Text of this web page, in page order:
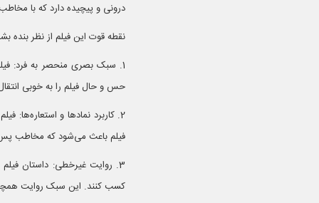
درونی و پیچیده دارد که با
نقطه قوت این فیلم از نظر بنده
1. سبک بصری منحصر به فرد:
حس و حال فیلم را به خوبی
2. کاربرد نمادها و استعاره‌ها:
فیلم باعث می‌شود که مخاطب پس
3. روایت غیرخطی: داستان
کسب کنند. این سبک روایت